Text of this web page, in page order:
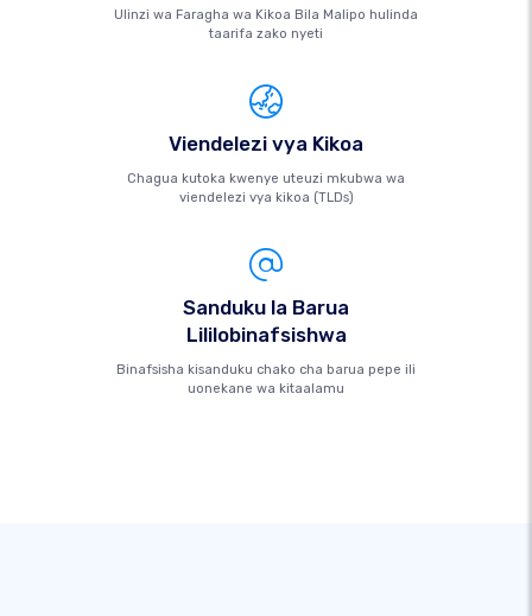
Ulinzi wa Faragha wa Kikoa Bila Malipo hulinda
taarifa zako nyeti
Viendelezi vya Kikoa
Chagua kutoka kwenye uteuzi mkubwa wa
viendelezi vya kikoa (TLDs)
Sanduku la Barua
Lililobinafsishwa
Binafsisha kisanduku chako cha barua pepe ili
uonekane wa kitaalamu